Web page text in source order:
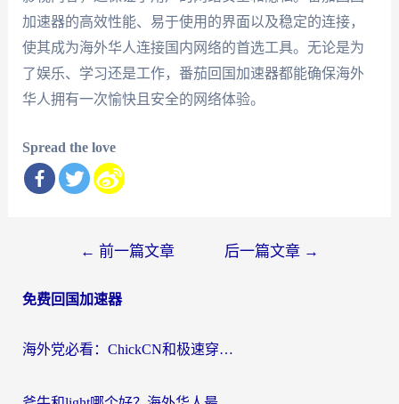
加速器的高效性能、易于使用的界面以及稳定的连接，
使其成为海外华人连接国内网络的首选工具。无论是为
了娱乐、学习还是工作，番茄回国加速器都能确保海外
华人拥有一次愉快且安全的网络体验。
Spread the love
导
← 前一篇文章 后一篇文章 →
免费回国加速器
海外党必看：ChickCN和极速穿梭VPN好用吗？3招教你选对回国加速器无缝刷国内资源